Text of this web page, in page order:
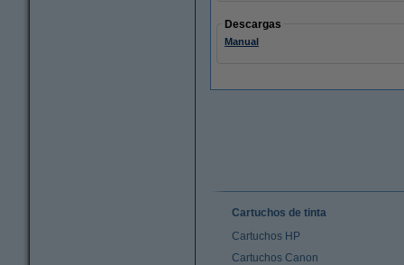
Descargas
Manual
Cartuchos de tinta
Cartuchos HP
Cartuchos Canon